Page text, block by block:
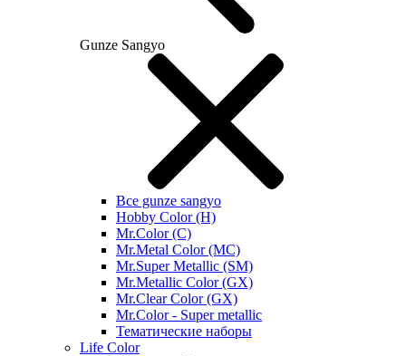
Gunze Sangyo
Все gunze sangyo
Hobby Color (H)
Mr.Color (C)
Mr.Metal Color (MC)
Mr.Super Metallic (SM)
Mr.Metallic Color (GX)
Mr.Clear Color (GX)
Mr.Color - Super metallic
Тематические наборы
Life Color